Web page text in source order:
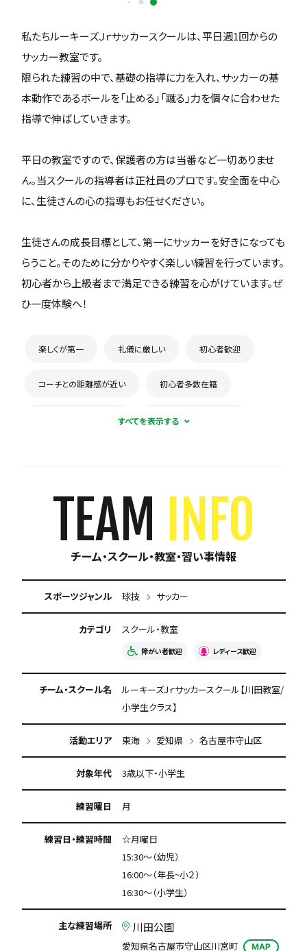
私たちルーキーズＪｒサッカースクールは、平日週1回からの
サッカー教室です。
限られた練習の中で、基礎の指導に力を入れ、サッカーの基
本動作であるボールを「止める」「蹴る」力を個々に合わせた
指導で伸ばしていきます。
平日の教室ですので、保護者の方は当番など一切ありませ
ん。当スクールの指導者は正社員のプロです。安全面を中心
に、生徒さんの心の指導もお任せください。
生徒さんの成長目標として、第一にサッカーを好きになっても
らうこと。そのために分かりやすく楽しい練習を行っています。
初心者から上級者まで満足できる練習を心がけています。ぜ
ひ一度体験へ！
楽しくが第一 礼儀に厳しい 初心者歓迎
コーチとの距離感が近い 初心者多数在籍
新人が溶け込みやすい 積極的に体験受け入れ
保護者の当番なし
TEAM INFO
チーム・スクール・教室・習い事情報
スポーツジャンル 球技 サッカー
カテゴリ スクール・教室
障がい者歓迎 レディース歓迎
チーム・スクール名
ルーキーズＪｒサッカースクール【川田教室/
小学生クラス】
活動エリア 東海 愛知県 名古屋市守山区
対象年代 3歳以下・小学生
練習曜日 月
練習日・練習時間
☆月曜日
15:30～（幼児）
16:00～（年長~小２）
16:30～（小学生）
主な練習場所 川田公園
愛知県名古屋市守山区川宮町 MAP